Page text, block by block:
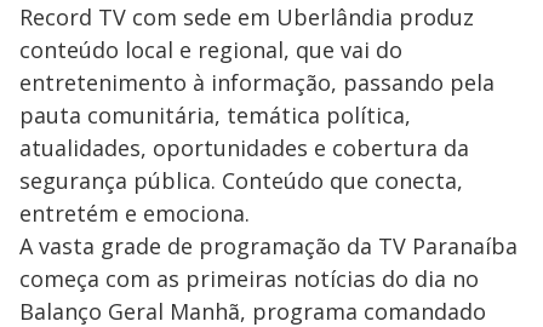
Record TV com sede em Uberlândia produz
conteúdo local e regional, que vai do
entretenimento à informação, passando pela
pauta comunitária, temática política,
atualidades, oportunidades e cobertura da
segurança pública. Conteúdo que conecta,
entretém e emociona.
A vasta grade de programação da TV Paranaíba
começa com as primeiras notícias do dia no
Balanço Geral Manhã, programa comandado